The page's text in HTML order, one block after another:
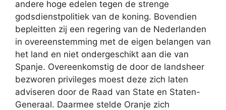
andere hoge edelen tegen de strenge
godsdienstpolitiek van de koning. Bovendien
bepleitten zij een regering van de Nederlanden
in overeenstemming met de eigen belangen van
het land en niet ondergeschikt aan die van
Spanje. Overeenkomstig de door de landsheer
bezworen privileges moest deze zich laten
adviseren door de Raad van State en Staten-
Generaal. Daarmee stelde Oranje zich